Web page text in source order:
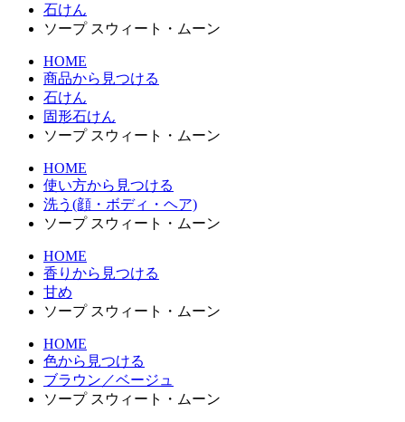
石けん
ソープ スウィート・ムーン
HOME
商品から見つける
石けん
固形石けん
ソープ スウィート・ムーン
HOME
使い方から見つける
洗う(顔・ボディ・ヘア)
ソープ スウィート・ムーン
HOME
香りから見つける
甘め
ソープ スウィート・ムーン
HOME
色から見つける
ブラウン／ベージュ
ソープ スウィート・ムーン